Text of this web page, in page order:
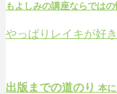
もよしみの講座ならでは
やっぱりレイキが好
出版までの道のり 本